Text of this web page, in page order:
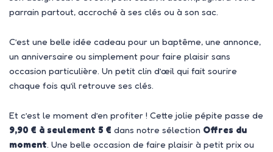
parrain partout, accroché à ses clés ou à son sac.
C’est une belle idée cadeau pour un baptême, une annonce,
un anniversaire ou simplement pour faire plaisir sans
occasion particulière. Un petit clin d’œil qui fait sourire
chaque fois qu’il retrouve ses clés.
Et c’est le moment d’en profiter ! Cette jolie pépite passe de
9,90 € à seulement 5 € dans notre sélection Offres du
moment. Une belle occasion de faire plaisir à petit prix ou